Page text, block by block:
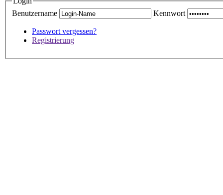
Benutzername
Kennwort
Passwort vergessen?
Registrierung